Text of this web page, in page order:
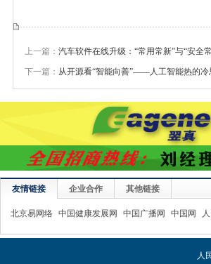
上一篇： 汽车软件在线升级：“常用常新”与“安全
下一篇： 从开源看“智能向善”——人工智能热的冷
友情链接 企业合作 其他链接
北京易网络 中国健康发展网 中国广播网 中国网
人